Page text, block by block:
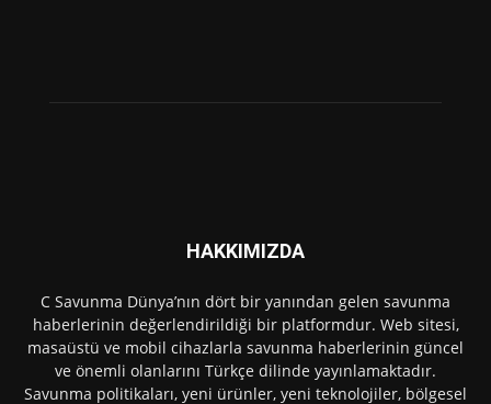
HAKKIMIZDA
C Savunma Dünya’nın dört bir yanından gelen savunma
haberlerinin değerlendirildiği bir platformdur. Web sitesi,
masaüstü ve mobil cihazlarla savunma haberlerinin güncel
ve önemli olanlarını Türkçe dilinde yayınlamaktadır.
Savunma politikaları, yeni ürünler, yeni teknolojiler, bölgesel